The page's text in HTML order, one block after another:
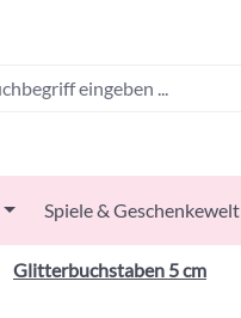
Spiele & Geschenkewelt
Glitterbuchstaben 5 cm